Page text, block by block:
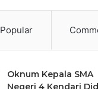
Popular
Oknum Kepala SMA
Negeri 4 Kendari